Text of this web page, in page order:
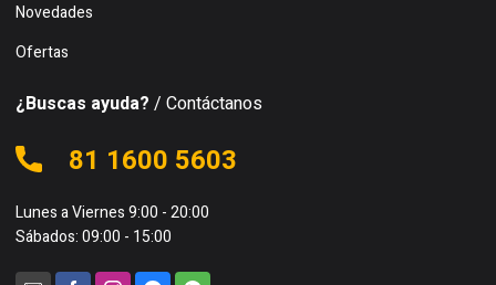
Novedades
Ofertas
¿Buscas ayuda? / Contáctanos
81 1600 5603
Lunes a Viernes 9:00 - 20:00
Sábados: 09:00 - 15:00